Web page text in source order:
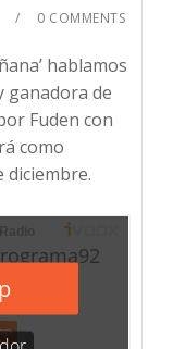
0 COMMENTS
hablamos
ganadora de
Fuden con
como
diciembre.